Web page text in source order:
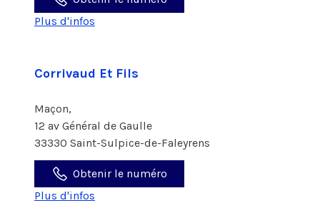
Plus d'infos
Corrivaud Et Fils
Maçon,
12 av Général de Gaulle
33330 Saint-Sulpice-de-Faleyrens
Obtenir le numéro
Plus d'infos